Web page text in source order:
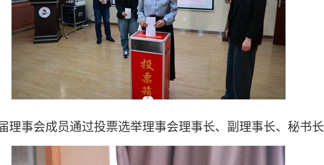
理事会成员通过投票选举理事会理事长、副理事长、秘书长